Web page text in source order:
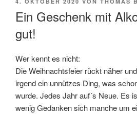
Ein Geschenk mit
gut!
Wer kennt es nicht:
Die Weihnachtsfeier rückt näher
irgend ein unnützes Ding, was
wurde. Jedes Jahr auf´s Neue. Es
wenig Gedanken sich manche um